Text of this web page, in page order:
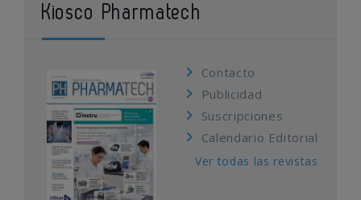
Kiosco Pharmatech
Contacto
Publicidad
Suscripciones
Calendario Editorial
Ver todas las revistas